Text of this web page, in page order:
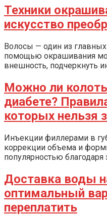
Техники
искусство
Волосы — один из
помощью окрашивания
внешность, подчеркнуть
Можно ли
диабете?
которых нельзя
Инъекции филлерами в
коррекции объема и
популярностью
Доставка воды
оптимальный
переплатить